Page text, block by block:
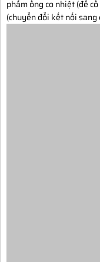
phẩm ống co nhiệt (để
(chuyển đổi kết nối sang